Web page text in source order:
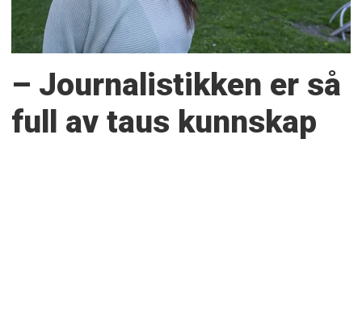
– Journalistikken er så
full av taus kunnskap